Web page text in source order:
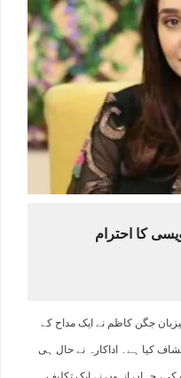
کا احترام
جگن کاظم نے ایک مداح کے
کیا ہے۔ اداکارہ نے حال ہی